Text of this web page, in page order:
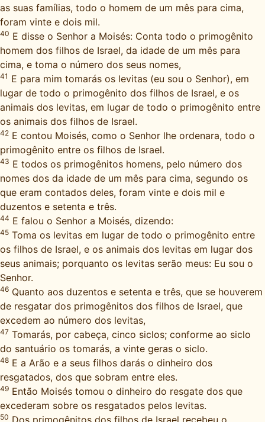
as suas famílias, todo o homem de um mês para cima,
foram vinte e dois mil.
40 E disse o Senhor a Moisés: Conta todo o primogênito
homem dos filhos de Israel, da idade de um mês para
cima, e toma o número dos seus nomes,
41 E para mim tomarás os levitas (eu sou o Senhor), em
lugar de todo o primogênito dos filhos de Israel, e os
animais dos levitas, em lugar de todo o primogênito entre
os animais dos filhos de Israel.
42 E contou Moisés, como o Senhor lhe ordenara, todo o
primogênito entre os filhos de Israel.
43 E todos os primogênitos homens, pelo número dos
nomes dos da idade de um mês para cima, segundo os
que eram contados deles, foram vinte e dois mil e
duzentos e setenta e três.
44 E falou o Senhor a Moisés, dizendo:
45 Toma os levitas em lugar de todo o primogênito entre
os filhos de Israel, e os animais dos levitas em lugar dos
seus animais; porquanto os levitas serão meus: Eu sou o
Senhor.
46 Quanto aos duzentos e setenta e três, que se houverem
de resgatar dos primogênitos dos filhos de Israel, que
excedem ao número dos levitas,
47 Tomarás, por cabeça, cinco siclos; conforme ao siclo
do santuário os tomarás, a vinte geras o siclo.
48 E a Arão e a seus filhos darás o dinheiro dos
resgatados, dos que sobram entre eles.
49 Então Moisés tomou o dinheiro do resgate dos que
excederam sobre os resgatados pelos levitas.
50 Dos primogênitos dos filhos de Israel recebeu o